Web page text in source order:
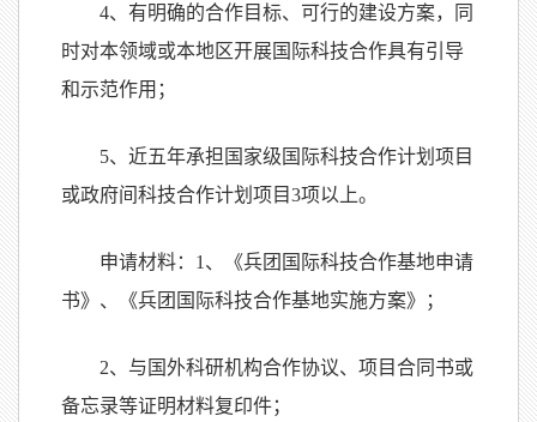
4、有明确的合作目标、可行的建设方案，同
时对本领域或本地区开展国际科技合作具有引导
和示范作用；
5、近五年承担国家级国际科技合作计划项目
或政府间科技合作计划项目3项以上。
申请材料： 1 、《兵团国际科技合作基地申请
书》、《兵团国际科技合作基地实施方案》；
2、与国外科研机构合作协议、项目合同书或
备忘录等证明材料复印件；